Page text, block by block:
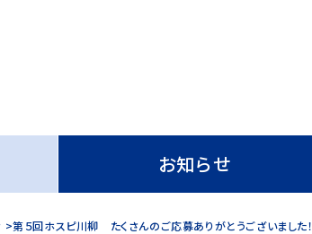
お知らせ
第５回ホスピ川柳 たくさんのご応募ありがとうございました！